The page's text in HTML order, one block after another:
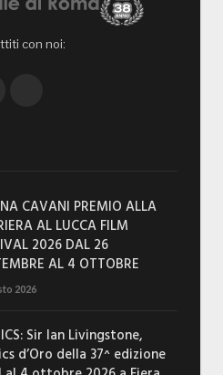
con noi:
CAVANI PREMIO ALLA
AL LUCCA FILM
2026 DAL 26
AL 4 OTTOBRE
2026
Sir Ian Livingstone,
d’Oro della 37^ edizione